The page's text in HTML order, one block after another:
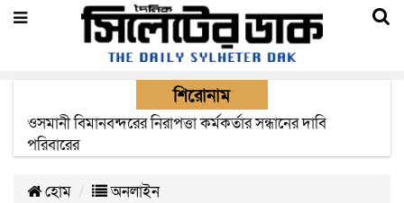
শিরোনাম
এক মাসের মধ্যে সিলেট-জাফলং রেললাইন নির্মাণ প্রকল্পের কাজ
দৃশ্যমান হবে- শ্রম মন্ত্রী
হোম অনলাইন